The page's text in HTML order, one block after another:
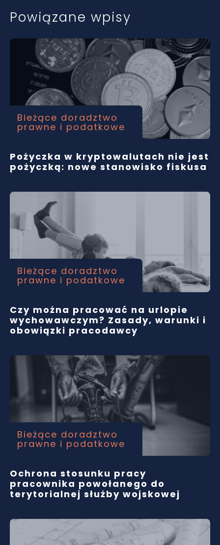
Powiązane wpisy
Bieżące doradztwo
prawne i podatkowe
Pożyczka w kryptowalutach nie jest
pożyczką: nowe stanowisko fiskusa
Bieżące doradztwo
prawne i podatkowe
Czy można pracować na urlopie
wychowawczym? Zasady, warunki i
obowiązki pracodawcy
Bieżące doradztwo
prawne i podatkowe
Ochrona stosunku pracy
pracownika powołanego do
terytorialnej służby wojskowej